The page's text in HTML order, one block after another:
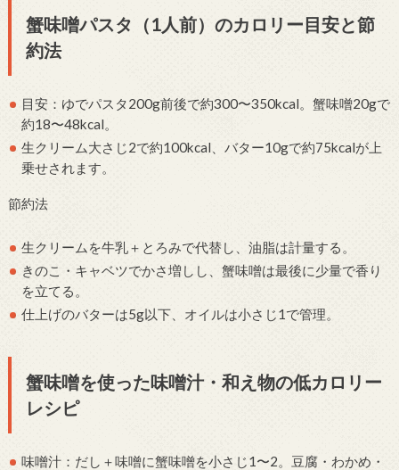
蟹味噌パスタ（1人前）のカロリー目安と節
約法
目安：ゆでパスタ200g前後で約300〜350kcal。蟹味噌20gで
約18〜48kcal。
生クリーム大さじ2で約100kcal、バター10gで約75kcalが上
乗せされます。
節約法
生クリームを牛乳＋とろみで代替し、油脂は計量する。
きのこ・キャベツでかさ増しし、蟹味噌は最後に少量で香り
を立てる。
仕上げのバターは5g以下、オイルは小さじ1で管理。
蟹味噌を使った味噌汁・和え物の低カロリー
レシピ
味噌汁：だし＋味噌に蟹味噌を小さじ1〜2。豆腐・わかめ・